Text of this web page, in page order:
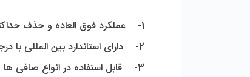
1-    عملکرد فوق العاده و حذف حداکثری رسوبات
2-    دارای استاندارد بین المللی با درجه Food grade
3-    قابل استفاده در انواع صافی ها (فیلترهای رسوب گیر) پلی فسفات